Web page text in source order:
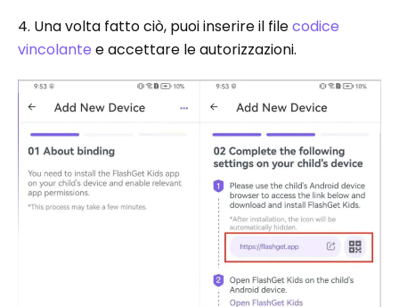
4. Una volta fatto ciò, puoi inserire il filecodice
vincolante e accettare le autorizzazioni.